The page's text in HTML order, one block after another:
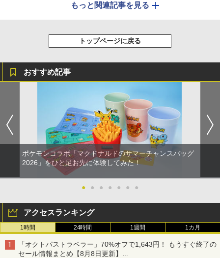
もっと関連記事を見る
トップページに戻る
おすすめ記事
ポケモンコラボ「マクドナルドのサマーチャンスバッグ
2026」をひと足お先に体験してみた！
● ● ● ● ● ● ●
アクセスランキング
1時間 24時間 1週間 1カ月
「オクトパストラベラー」70%オフで1,643円！ もうすぐ終了の
セール情報まとめ【8月8日更新】